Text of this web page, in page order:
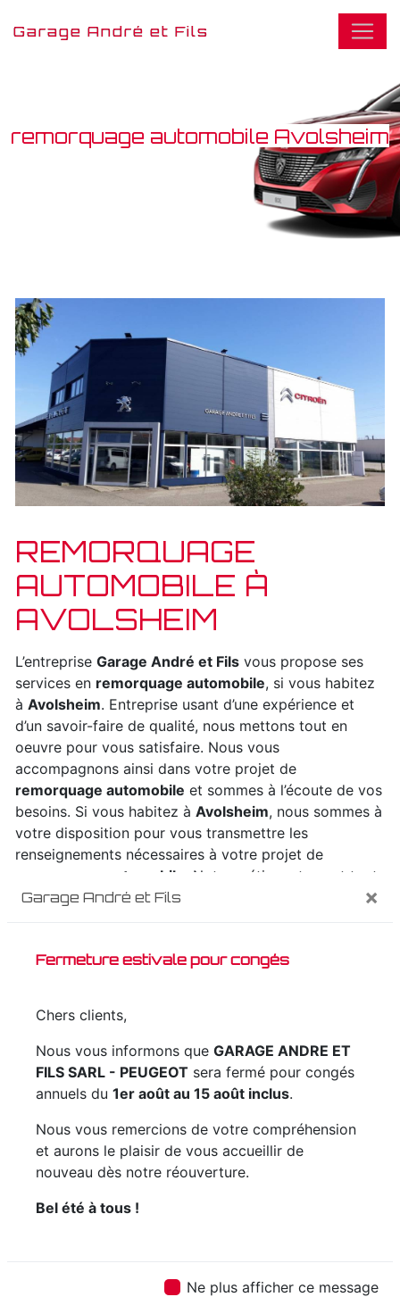
Garage André et Fils ×
Fermeture estivale pour congés
Chers clients,
Nous vous informons que GARAGE ANDRE ET
FILS SARL - PEUGEOT sera fermé pour congés
annuels du 1er août au 15 août inclus.
Nous vous remercions de votre compréhension
et aurons le plaisir de vous accueillir de
nouveau dès notre réouverture.
Bel été à tous !
Ne plus afficher ce message
Garage André et Fils
remorquage automobile Avolsheim
REMORQUAGE
AUTOMOBILE À
AVOLSHEIM
L’entreprise Garage André et Fils vous propose ses
services en remorquage automobile, si vous habitez
à Avolsheim. Entreprise usant d’une expérience et
d’un savoir-faire de qualité, nous mettons tout en
oeuvre pour vous satisfaire. Nous vous
accompagnons ainsi dans votre projet de
remorquage automobile et sommes à l’écoute de vos
besoins. Si vous habitez à Avolsheim, nous sommes à
votre disposition pour vous transmettre les
renseignements nécessaires à votre projet de
remorquage automobile
. Notre métier est avant tout
notre passion et le partager avec vous renforce
Contactez nous